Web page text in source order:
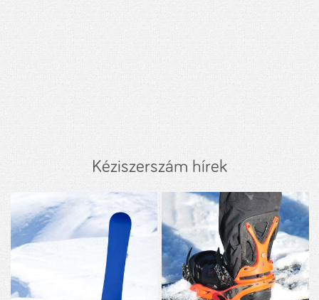
Kéziszerszám hírek